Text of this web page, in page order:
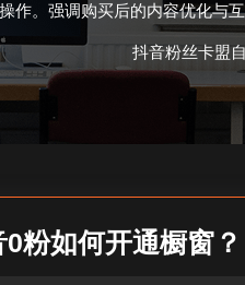
作。强调购买后的内容优化与
抖音粉丝卡盟
粉如何开通橱窗？